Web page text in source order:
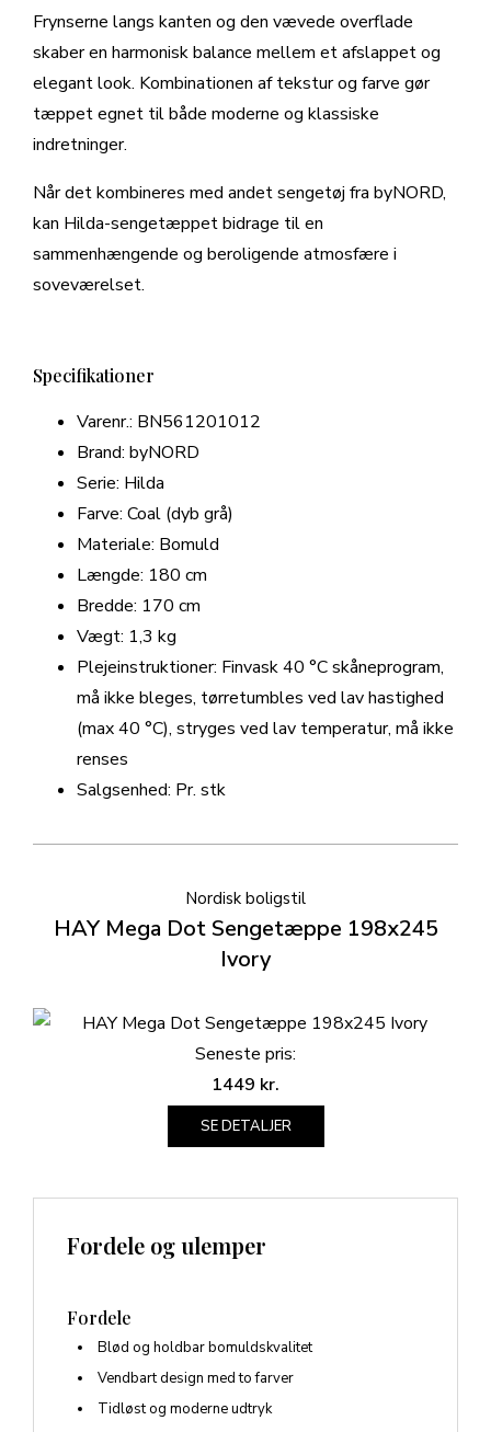
Frynserne langs kanten og den vævede overflade
skaber en harmonisk balance mellem et afslappet og
elegant look. Kombinationen af tekstur og farve gør
tæppet egnet til både moderne og klassiske
indretninger.
Når det kombineres med andet sengetøj fra byNORD,
kan Hilda-sengetæppet bidrage til en
sammenhængende og beroligende atmosfære i
soveværelset.
Specifikationer
Varenr.: BN561201012
Brand: byNORD
Serie: Hilda
Farve: Coal (dyb grå)
Materiale: Bomuld
Længde: 180 cm
Bredde: 170 cm
Vægt: 1,3 kg
Plejeinstruktioner: Finvask 40 °C skåneprogram,
må ikke bleges, tørretumbles ved lav hastighed
(max 40 °C), stryges ved lav temperatur, må ikke
renses
Salgsenhed: Pr. stk
Nordisk boligstil
HAY Mega Dot Sengetæppe 198x245
Ivory
Fordele og ulemper
Fordele
Blød og holdbar bomuldskvalitet
Vendbart design med to farver
Tidløst og moderne udtryk
Seneste pris:
1449 kr.
SE DETALJER